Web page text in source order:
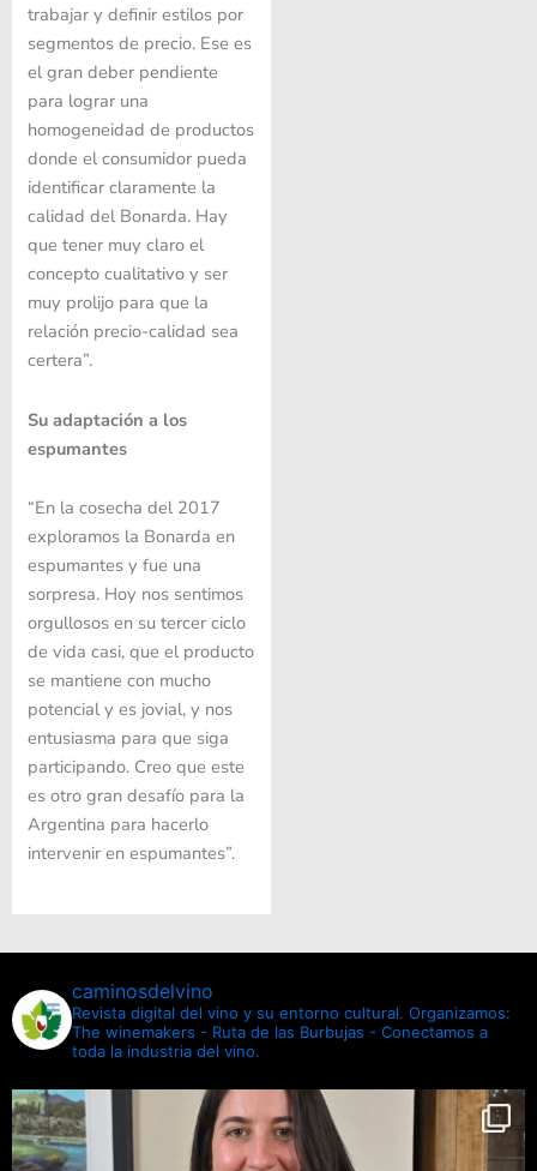
trabajar y definir estilos por
segmentos de precio. Ese es
el gran deber pendiente
para lograr una
homogeneidad de productos
donde el consumidor pueda
identificar claramente la
calidad del Bonarda. Hay
que tener muy claro el
concepto cualitativo y ser
muy prolijo para que la
relación precio-calidad sea
certera”.
Su adaptación a los
espumantes
“En la cosecha del 2017
exploramos la Bonarda en
espumantes y fue una
sorpresa. Hoy nos sentimos
orgullosos en su tercer ciclo
de vida casi, que el producto
se mantiene con mucho
potencial y es jovial, y nos
entusiasma para que siga
participando. Creo que este
es otro gran desafío para la
Argentina para hacerlo
intervenir en espumantes”.
caminosdelvino
Revista digital del vino y su entorno cultural. Organizamos:
The winemakers - Ruta de las Burbujas - Conectamos a
toda la industria del vino.